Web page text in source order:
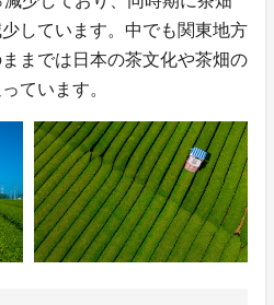
しています。中でも関東地方
までは日本の茶文化や茶畑の
ています。